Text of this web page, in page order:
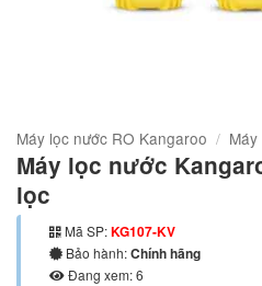
Máy lọc nước RO Kangaroo /
Máy lọc nước
lọc
Mã SP:KG107-KV
Bảo hành:Chính hãng
Đang xem: 6